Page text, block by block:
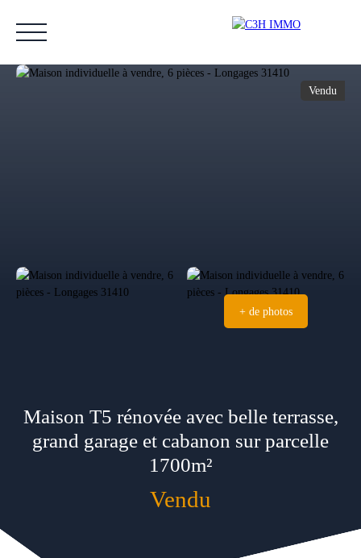
Estimation
Vendu
+ de photos
Maison T5 rénovée avec belle terrasse,
grand garage et cabanon sur parcelle
1700m²
Vendu